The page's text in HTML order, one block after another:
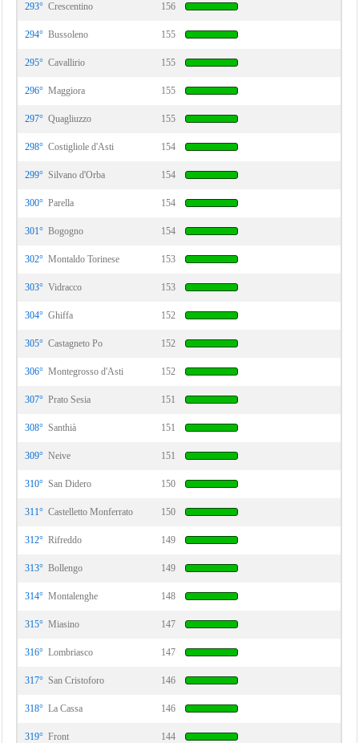
293° Crescentino 156
294° Bussoleno 155
295° Cavallirio 155
296° Maggiora 155
297° Quagliuzzo 155
298° Costigliole d'Asti 154
299° Silvano d'Orba 154
300° Parella 154
301° Bogogno 154
302° Montaldo Torinese 153
303° Vidracco 153
304° Ghiffa 152
305° Castagneto Po 152
306° Montegrosso d'Asti 152
307° Prato Sesia 151
308° Santhià 151
309° Neive 151
310° San Didero 150
311° Castelletto Monferrato 150
312° Rifreddo 149
313° Bollengo 149
314° Montalenghe 148
315° Miasino 147
316° Lombriasco 147
317° San Cristoforo 146
318° La Cassa 146
319° Front 144